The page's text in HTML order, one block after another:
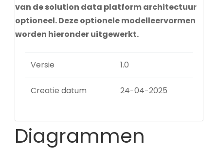
van de solution data platform architectuur
optioneel. Deze optionele modelleervormen
worden hieronder uitgewerkt.
Versie 1.0
Creatie datum 24-04-2025
Diagrammen